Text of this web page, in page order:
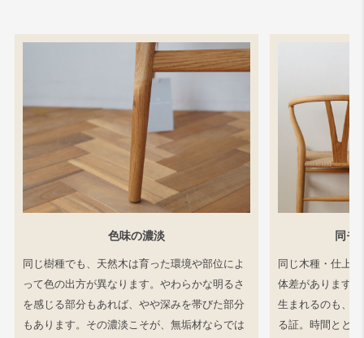
色味の濃淡
同じ樹種でも、天然木は育った環境や部位によ
って色の出方が異なります。やわらかな明るさ
を感じる部分もあれば、やや深みを帯びた部分
もあります。その濃淡こそが、無垢材ならでは
同モ
同じ木種・仕上
体差があります
生まれるのも、
る証。時間とと